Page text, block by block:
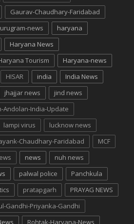
Gaurav-Chaudhary-Faridabad
news
haryana
Haryana News
Tourism
Haryana-news
HISAR india
India News
jhajjar news
jind news
Andolan-India-Update
lampi virus
lucknow news
Chaudhary-Faridabad
MCF
news
nuh news
palwal police
Panchkula
pratapgarh
PRAYAG NEWS
Gandhi-Priyanka-Gandhi
Rohtak-Haryana-News